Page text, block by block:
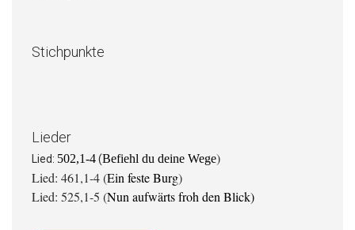
Stichpunkte
Lieder
Lied: 502,1-4(Befiehl du deine Wege)
Lied: 461,1-4 (Ein feste Burg)
Lied: 525,1-5 (Nun aufwärts froh den Blick)